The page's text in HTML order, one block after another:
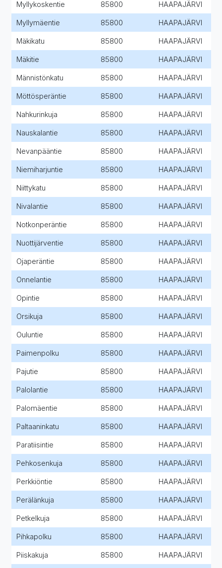
Myllykoskentie 85800 HAAPAJÄRVI
Myllymäentie 85800 HAAPAJÄRVI
Mäkikatu 85800 HAAPAJÄRVI
Mäkitie 85800 HAAPAJÄRVI
Männistönkatu 85800 HAAPAJÄRVI
Möttösperäntie 85800 HAAPAJÄRVI
Nahkurinkuja 85800 HAAPAJÄRVI
Nauskalantie 85800 HAAPAJÄRVI
Nevanpääntie 85800 HAAPAJÄRVI
Niemiharjuntie 85800 HAAPAJÄRVI
Niittykatu 85800 HAAPAJÄRVI
Nivalantie 85800 HAAPAJÄRVI
Notkonperäntie 85800 HAAPAJÄRVI
Nuottijärventie 85800 HAAPAJÄRVI
Ojaperäntie 85800 HAAPAJÄRVI
Onnelantie 85800 HAAPAJÄRVI
Opintie 85800 HAAPAJÄRVI
Orsikuja 85800 HAAPAJÄRVI
Ouluntie 85800 HAAPAJÄRVI
Paimenpolku 85800 HAAPAJÄRVI
Pajutie 85800 HAAPAJÄRVI
Palolantie 85800 HAAPAJÄRVI
Palomäentie 85800 HAAPAJÄRVI
Paltaaninkatu 85800 HAAPAJÄRVI
Paratiisintie 85800 HAAPAJÄRVI
Pehkosenkuja 85800 HAAPAJÄRVI
Perkkiöntie 85800 HAAPAJÄRVI
Perälänkuja 85800 HAAPAJÄRVI
Petkelkuja 85800 HAAPAJÄRVI
Pihkapolku 85800 HAAPAJÄRVI
Piiskakuja 85800 HAAPAJÄRVI